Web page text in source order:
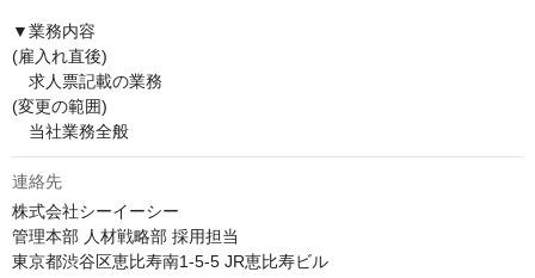
▼業務内容
(雇入れ直後)
求人票記載の業務
(変更の範囲)
当社業務全般
連絡先
株式会社シーイーシー
管理本部 人材戦略部 採用担当
東京都渋谷区恵比寿南1-5-5 JR恵比寿ビル